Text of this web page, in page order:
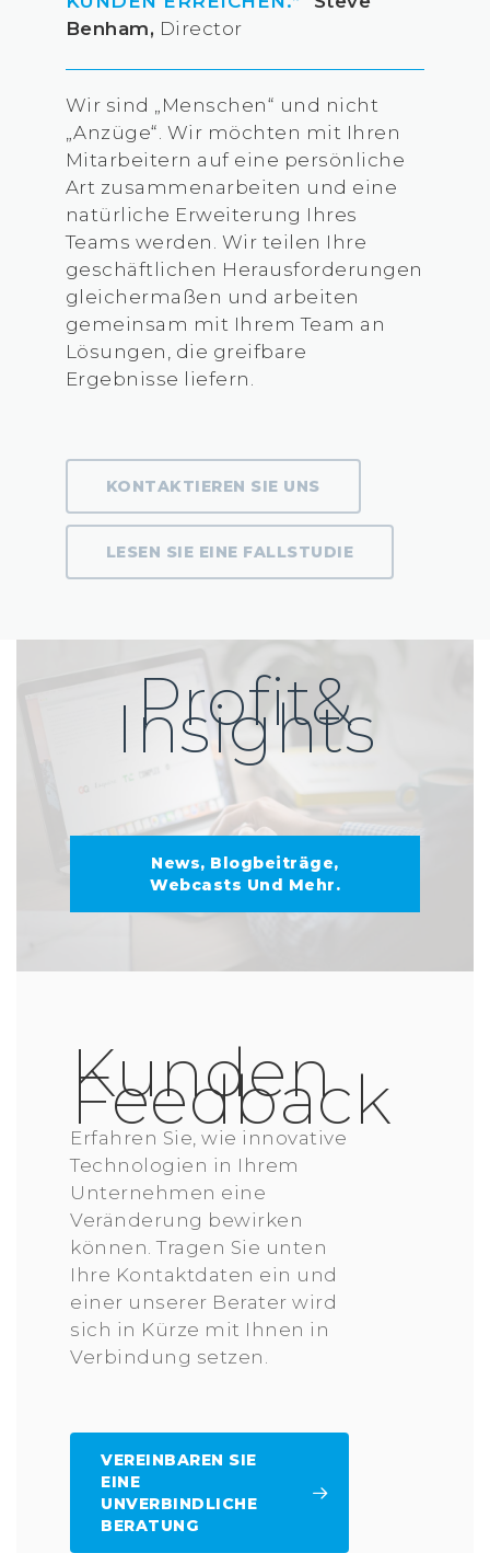
Benham, Director
Wir sind „Menschen“ und nicht
„Anzüge“. Wir möchten mit Ihren
Mitarbeitern auf eine persönliche
Art zusammenarbeiten und eine
natürliche Erweiterung Ihres
Teams werden. Wir teilen Ihre
geschäftlichen Herausforderungen
gleichermaßen und arbeiten
gemeinsam mit Ihrem Team an
Lösungen, die greifbare
Ergebnisse liefern.
KONTAKTIEREN SIE UNS
LESEN SIE EINE FALLSTUDIE
Profit&
Insights
News, Blogbeiträge,
Webcasts Und Mehr.
Kunden
Feedback
Erfahren Sie, wie innovative
Technologien in Ihrem
Unternehmen eine
Veränderung bewirken
können. Tragen Sie unten
Ihre Kontaktdaten ein und
einer unserer Berater wird
sich in Kürze mit Ihnen in
Verbindung setzen.
VEREINBAREN SIE
EINE
UNVERBINDLICHE
BERATUNG